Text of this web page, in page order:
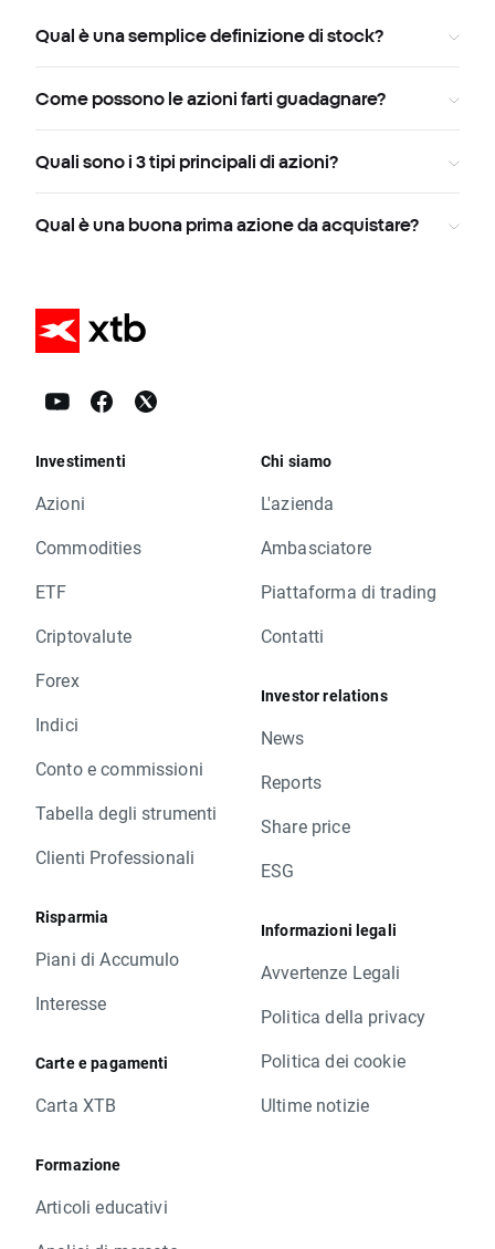
Qual è una semplice definizione di stock?
Come possono le azioni farti guadagnare?
Quali sono i 3 tipi principali di azioni?
Qual è una buona prima azione da acquistare?
Investimenti
Azioni
Commodities
ETF
Criptovalute
Forex
Indici
Conto e commissioni
Tabella degli strumenti
Clienti Professionali
Risparmia
Piani di Accumulo
Interesse
Carte e pagamenti
Carta XTB
Formazione
Articoli educativi
Chi siamo
L'azienda
Ambasciatore
Piattaforma di trading
Contatti
Investor relations
News
Reports
Share price
ESG
Informazioni legali
Avvertenze Legali
Politica della privacy
Politica dei cookie
Ultime notizie